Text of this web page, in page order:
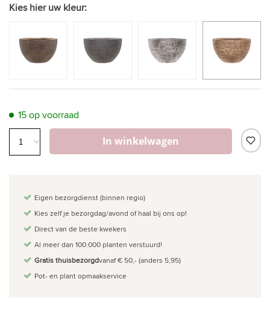
Kies hier uw kleur:
15 op voorraad
In winkelwagen
Eigen bezorgdienst (binnen regio)
Kies zelf je bezorgdag/avond of haal bij ons op!
Direct van de beste kwekers
Al meer dan 100.000 planten verstuurd!
Gratis thuisbezorgdvanaf € 50,- (anders 5,95)
Pot- en plant opmaakservice